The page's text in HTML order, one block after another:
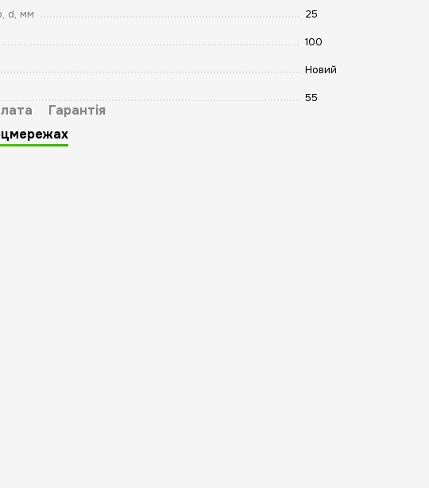
d, мм 25
100
Новий
55
Гарантія